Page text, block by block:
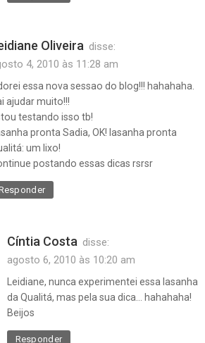
Oliveira disse:
4, 2010 às 11:28 am
essa nova sessao do blog!!! hahahaha.
ajudar muito!!!
testando isso tb!
pronta Sadia, OK! lasanha pronta
um lixo!
postando essas dicas rsrsr
Cíntia Costa disse:
agosto 6, 2010 às 10:20 am
Leidiane, nunca experimentei essa lasanha
da Qualitá, mas pela sua dica… hahahaha!
Beijos
Responder